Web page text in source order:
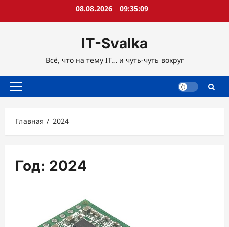
08.08.2026 09:35:10
IT-Svalka
Всё, что на тему IT… и чуть-чуть вокруг
Основное
Главная
2024
Год: 2024